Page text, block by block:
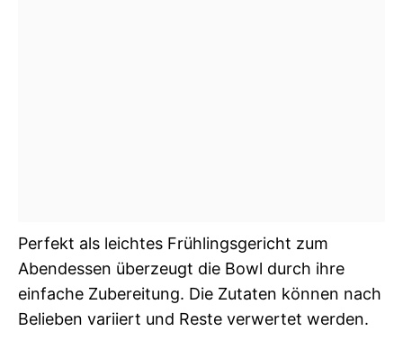
Perfekt als leichtes Frühlingsgericht zum
Abendessen überzeugt die Bowl durch ihre
einfache Zubereitung. Die Zutaten können nach
Belieben variiert und Reste verwertet werden.